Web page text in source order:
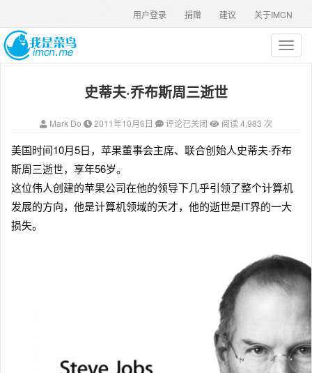
关于IMCN
建议
捐赠
用户登录
T
o
a
v
g
a
t
n
史蒂夫·乔布斯周三逝世
Mark Do 2011年10月6日 评论已关闭 阅读 4,983 次
美国时间10月5日，苹果董事会主席、联合创始人史蒂夫·乔布
斯周三逝世，享年56岁。
这位伟人创建的苹果公司在他的领导下几乎引领了整个计算机
发展的方向，他是计算机领域的天才，他的逝世是IT界的一大
损失。